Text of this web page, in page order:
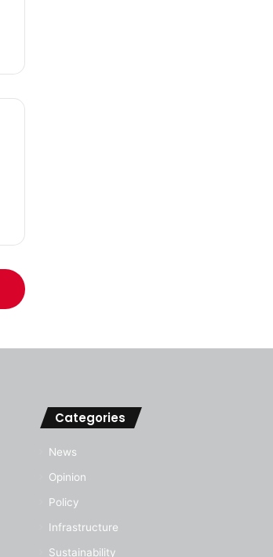
Categories
News
Opinion
Policy
Infrastructure
Sustainability